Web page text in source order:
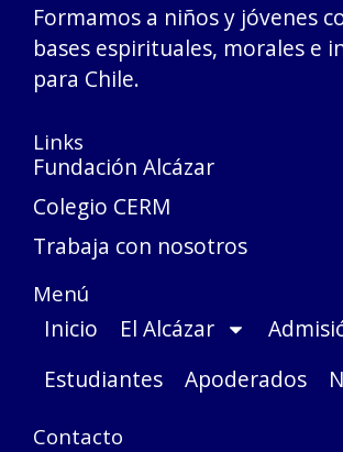
Formamos a niños y jóvenes
bases espirituales, morales e
para Chile.
Links
Fundación Alcázar
Colegio CERM
Trabaja con nosotros
Menú
Inicio El Alcázar
Estudiantes
Apoderados
Contacto